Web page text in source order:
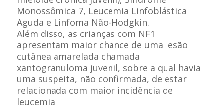
Monossômica 7, Leucemia Linfoblástica
Aguda e Linfoma Não-Hodgkin.
Além disso, as crianças com NF1
apresentam maior chance de uma lesão
cutânea amarelada chamada
xantogranuloma juvenil, sobre a qual havia
uma suspeita, não confirmada, de estar
relacionada com maior incidência de
leucemia.